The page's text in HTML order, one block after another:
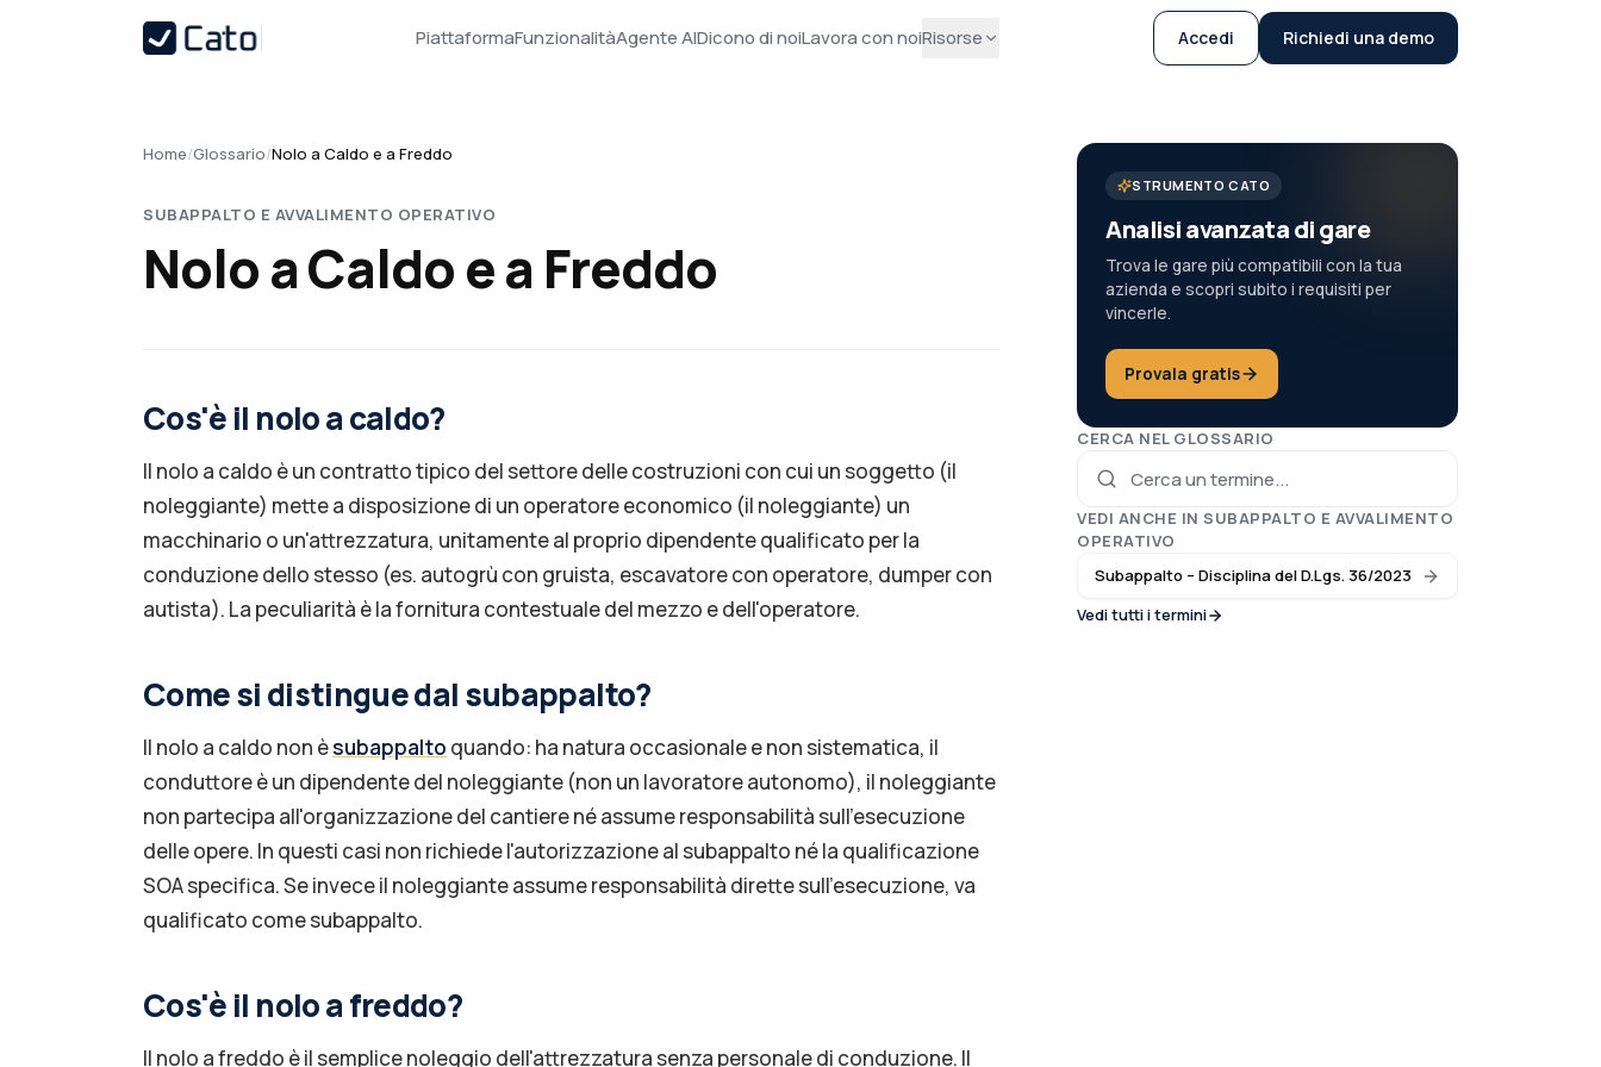
PiattaformaFunzionalitàAgente AIDicono di noiLavora con noiRisorse Accedi Richiedi una demo
Home/Glossario/Nolo a Caldo e a Freddo
SUBAPPALTO E AVVALIMENTO OPERATIVO
Nolo a Caldo e a Freddo
Cos'è il nolo a caldo?
Il nolo a caldo è un contratto tipico del settore delle costruzioni con cui un soggetto (il
noleggiante) mette a disposizione di un operatore economico (il noleggiante) un
macchinario o un'attrezzatura, unitamente al proprio dipendente qualificato per la
conduzione dello stesso (es. autogrù con gruista, escavatore con operatore, dumper con
autista). La peculiarità è la fornitura contestuale del mezzo e dell'operatore.
Come si distingue dal subappalto?
Il nolo a caldo non èsubappalto quando: ha natura occasionale e non sistematica, il
conduttore è un dipendente del noleggiante (non un lavoratore autonomo), il noleggiante
non partecipa all'organizzazione del cantiere né assume responsabilità sull'esecuzione
delle opere. In questi casi non richiede l'autorizzazione al subappalto né la qualificazione
SOA specifica. Se invece il noleggiante assume responsabilità dirette sull'esecuzione, va
qualificato come subappalto.
Cos'è il nolo a freddo?
Il nolo a freddo è il semplice noleggio dell'attrezzatura senza personale di conduzione. Il
STRUMENTO CATO
Analisi avanzata di gare
Trova le gare più compatibili con la tua
azienda e scopri subito i requisiti per
vincerle.
Provala gratis
CERCA NEL GLOSSARIO
VEDI ANCHE IN SUBAPPALTO E AVVALIMENTO
OPERATIVO
Subappalto – Disciplina del D.Lgs. 36/2023
Vedi tutti i termini